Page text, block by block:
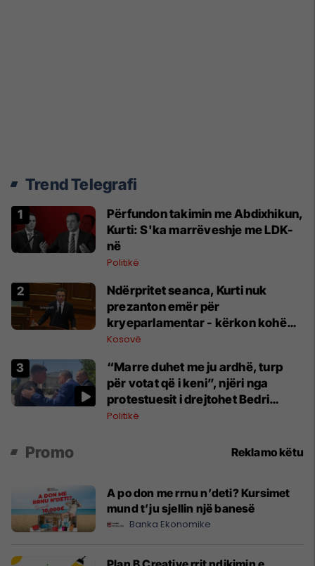
Trend Telegrafi
Përfundon takimin me Abdixhikun,
Kurti: S'ka marrëveshje me LDK-
në
Politikë
Ndërpritet seanca, Kurti nuk
prezanton emër për
kryeparlamentar - kërkon kohë
shtesë për marrëveshje politike
Kosovë
“Marre duhet me ju ardhë, turp
për votat që i keni”, njëri nga
protestuesit i drejtohet Bedri
Hamzës
Politikë
Promo Reklamo këtu
A po don me rrnu n’deti? Kursimet
mund t’ju sjellin një banesë
Banka Ekonomike